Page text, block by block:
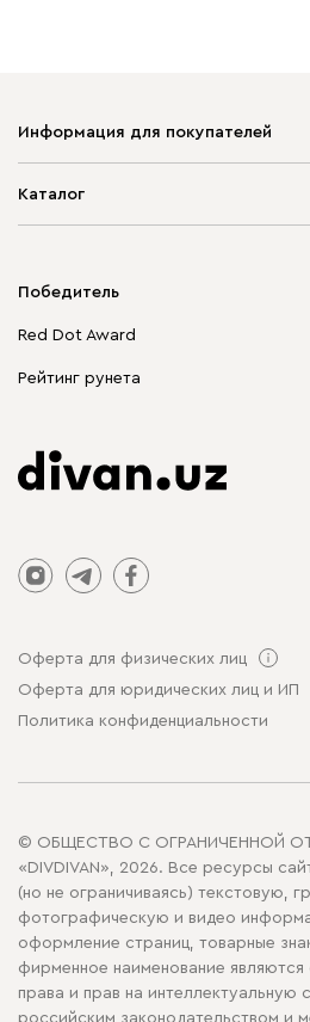
Информация для покупателей
Каталог
Корпусная мебель
Столы и стулья
Победитель
Red Dot Award
Рейтинг рунета
Оферта для физических лиц
Оферта для юридических лиц и ИП
Политика конфиденциальности
© ОБЩЕСТВО С ОГРАНИЧЕННОЙ
«DIVDIVAN», 2026. Все ресурсы
(но не ограничиваясь) текстовую,
фотографическую и видео
оформление страниц, товарные
фирменное наименование
права и прав на интеллектуальную